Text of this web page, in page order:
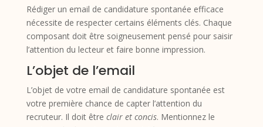
Rédiger un email de candidature spontanée efficace
nécessite de respecter certains éléments clés. Chaque
composant doit être soigneusement pensé pour saisir
l’attention du lecteur et faire bonne impression.
L’objet de l’email
L’objet de votre email de candidature spontanée est
votre première chance de capter l’attention du
recruteur. Il doit être clair et concis. Mentionnez le